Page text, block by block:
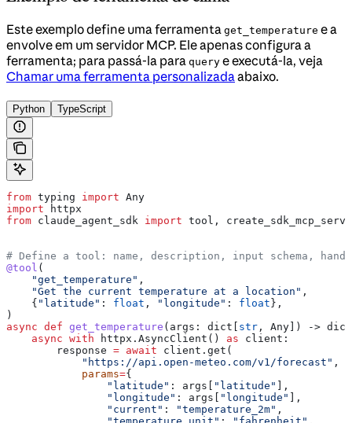
Este exemplo define uma ferramenta get_temperature e a
envolve em um servidor MCP. Ele apenas configura a
ferramenta; para passá-la para query e executá-la, veja
Chamar uma ferramenta personalizada abaixo.
Python TypeScript
from typing import Any
import httpx
from claude_agent_sdk import tool,
# Define a tool: name, description, input schema,
@tool (
    "get_temperature"
,
    "Get the current temperature at a location"
,
    {
"latitude" : float , "longitude" : float },
)
async def get_temperature ( args : dict[ str , Any]) ->
    async
with httpx.AsyncClient() as client:
        response
= await client.get(
            "https://api.open-meteo.com/v1/forecast"
,
            params
={
                "latitude"
: args[ "latitude"
],
                "longitude"
: args[ "longitude"
],
                "current"
: "temperature_2m" ,